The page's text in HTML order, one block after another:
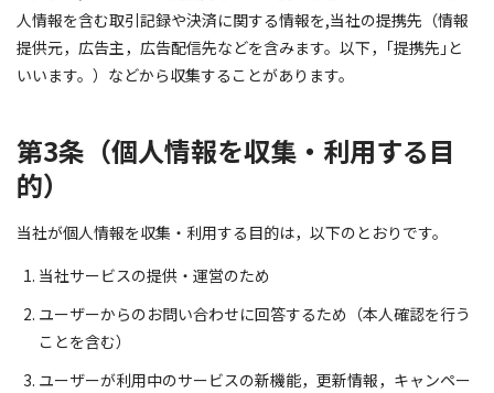
人情報を含む取引記録や決済に関する情報を,当社の提携先（情報
提供元，広告主，広告配信先などを含みます。以下，｢提携先｣と
いいます。）などから収集することがあります。
第3条（個人情報を収集・利用する目
的）
当社が個人情報を収集・利用する目的は，以下のとおりです。
当社サービスの提供・運営のため
ユーザーからのお問い合わせに回答するため（本人確認を行う
ことを含む）
ユーザーが利用中のサービスの新機能，更新情報，キャンペー